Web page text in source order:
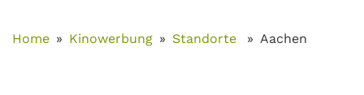
Home Kinowerbung Standorte Aachen